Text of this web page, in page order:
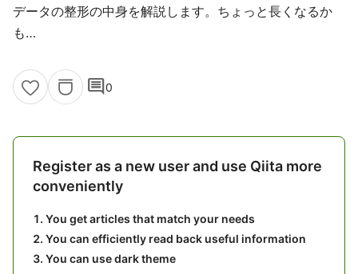
データの整形の中身を解説します。ちょっと長くなるか
も…
comment0
Register as a new user and use Qiita more
conveniently
You get articles that match your needs
You can efficiently read back useful information
You can use dark theme